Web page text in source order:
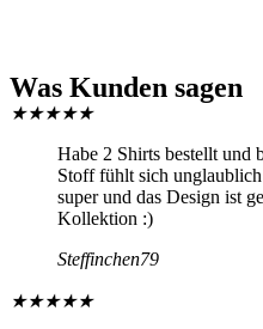
Was Kunden sagen
★★★★★
Habe 2 Shirts bestellt
Stoff fühlt sich
super und das Design ist
Kollektion :)
Steffinchen79
★★★★★